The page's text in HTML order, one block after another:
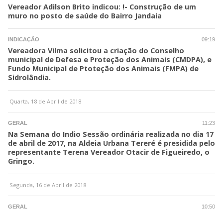
Vereador Adilson Brito indicou: !- Construção de um
muro no posto de saúde do Bairro Jandaia
09:19
INDICAÇÃO
Vereadora Vilma solicitou a criação do Conselho
municipal de Defesa e Proteção dos Animais (CMDPA), e
Fundo Municipal de Ptoteção dos Animais (FMPA) de
Sidrolândia.
Quarta, 18 de Abril de 2018
11:23
GERAL
Na Semana do Indio Sessão ordinária realizada no dia 17
de abril de 2017, na Aldeia Urbana Tereré é presidida pelo
representante Terena Vereador Otacir de Figueiredo, o
Gringo.
Segunda, 16 de Abril de 2018
10:50
GERAL